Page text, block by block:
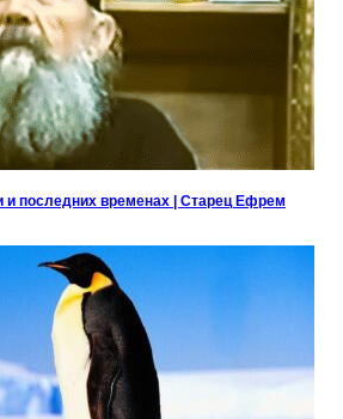
и последних временах | Старец Ефрем